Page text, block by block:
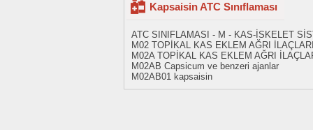
Kapsaisin ATC Sınıflaması
ATC SINIFLAMASI - M - KAS-İSKELET
M02 TOPİKAL KAS EKLEM AĞRI İLAÇLARI
M02A TOPİKAL KAS EKLEM AĞRI
M02AB Capsicum ve benzeri ajanlar
M02AB01 kapsaisin